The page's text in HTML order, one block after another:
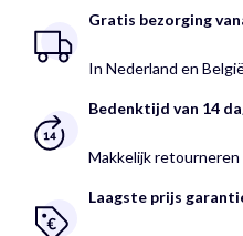
Gratis bezorging
In Nederland en
Bedenktijd van 14
Makkelijk retourneren
Laagste prijs